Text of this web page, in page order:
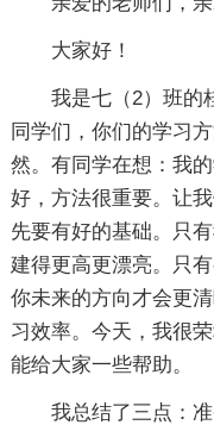
大家好！
我是七（2）班的
同学们，你们的学习
然。有同学在想：我
好，方法很重要。让
先要有好的基础。只
建得更高更漂亮。只
你未来的方向才会更
习效率。今天，我很
能给大家一些帮助。
我总结了三点：